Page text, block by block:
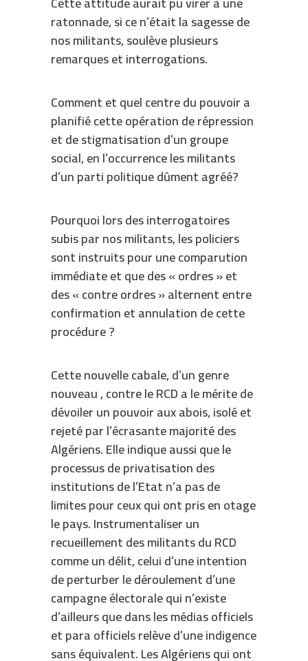
ratonnade, si ce n’était la sagesse de
nos militants, soulève plusieurs
remarques et interrogations.
Comment et quel centre du pouvoir a
planifié cette opération de répression
et de stigmatisation d’un groupe
social, en l’occurrence les militants
d’un parti politique dûment agréé?
Pourquoi lors des interrogatoires
subis par nos militants, les policiers
sont instruits pour une comparution
immédiate et que des « ordres » et
des « contre ordres » alternent entre
confirmation et annulation de cette
procédure ?
Cette nouvelle cabale, d’un genre
nouveau , contre le RCD a le mérite de
dévoiler un pouvoir aux abois, isolé et
rejeté par l’écrasante majorité des
Algériens. Elle indique aussi que le
processus de privatisation des
institutions de l’Etat n’a pas de
limites pour ceux qui ont pris en otage
le pays. Instrumentaliser un
recueillement des militants du RCD
comme un délit, celui d’une intention
de perturber le déroulement d’une
campagne électorale qui n’existe
d’ailleurs que dans les médias officiels
et para officiels relève d’une indigence
sans équivalent. Les Algériens qui ont